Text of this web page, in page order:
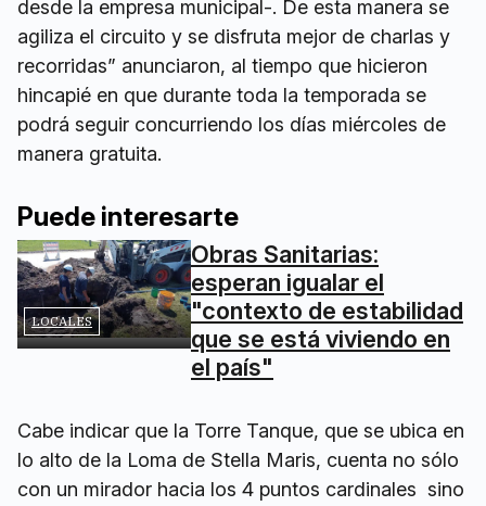
desde la empresa municipal-. De esta manera se
agiliza el circuito y se disfruta mejor de charlas y
recorridas” anunciaron, al tiempo que hicieron
hincapié en que durante toda la temporada se
podrá seguir concurriendo los días miércoles de
manera gratuita.
Puede interesarte
LOCALES
Obras Sanitarias:
esperan igualar el
"contexto de estabilidad
que se está viviendo en
el país"
Cabe indicar que la Torre Tanque, que se ubica en
lo alto de la Loma de Stella Maris, cuenta no sólo
con un mirador hacia los 4 puntos cardinales sino